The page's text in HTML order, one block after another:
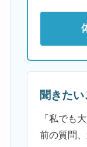
聞きた
「私でも
前の質問